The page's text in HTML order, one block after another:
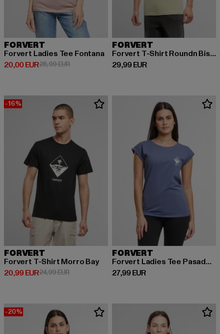
FORVERT
Forvert Ladies Tee Fontana
20,00 EUR
Derzeitiger Preis: 20,00 EUR
28,99 EURAktionspreis: 28,99 EUR
FORVERT
Forvert T-Shirt Roundn Bishop
29,99 EUR
Derzeitiger Preis: 29,99 EUR
-16%
FORVERT
Forvert T-Shirt Morro Bay
20,99 EUR
Derzeitiger Preis: 20,99 EUR
24,99 EURAktionspreis: 24,99 EUR
FORVERT
Forvert Ladies Tee Pasadena
27,99 EUR
Derzeitiger Preis: 27,99 EUR
-20%